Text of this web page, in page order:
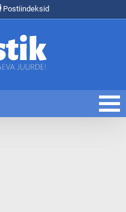
Postiindeksid